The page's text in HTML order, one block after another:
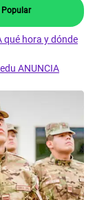
Popular
qué hora y dónde
ANUNCIA